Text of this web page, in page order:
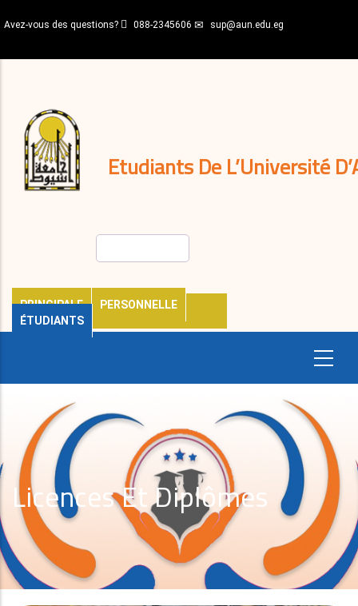
au
principal
Avez-vous des questions? 088-2345606 sup@aun.edu.eg
Etudiants De L’Université
PRINCIPALE
PERSONNELLE
ÉTUDIANTS
décisions
Expatriés
Journal
Licences Et Diplômes